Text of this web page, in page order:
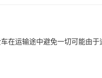
在运输途中避免一切可能由于